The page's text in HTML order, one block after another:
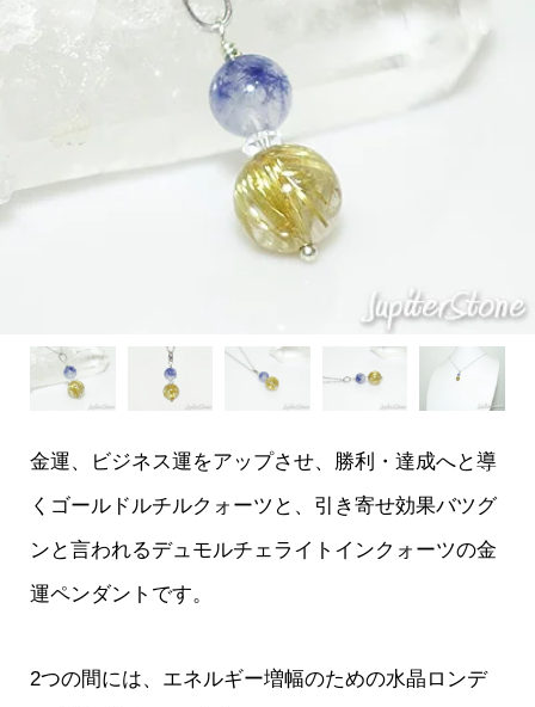
金運、ビジネス運をアップさせ、勝利・達成へと導
くゴールドルチルクォーツと、引き寄せ効果バツグ
ンと言われるデュモルチェライトインクォーツの金
運ペンダントです。
2つの間には、エネルギー増幅のための水晶ロンデ